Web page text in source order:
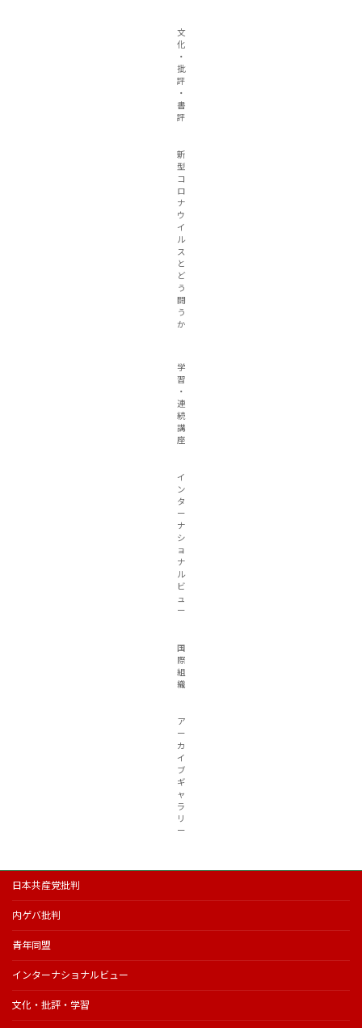
文
化
・
批
評
・
書
評
新
型
コ
ロ
ナ
ウ
イ
ル
ス
と
ど
う
闘
う
か
学
習
・
連
続
講
座
イ
ン
タ
ー
ナ
シ
ョ
ナ
ル
ビ
ュ
ー
国
際
組
織
ア
ー
カ
イ
ブ
ギ
ャ
ラ
リ
ー
日本共産党批判
内ゲバ批判
青年同盟
インターナショナルビュー
文化・批評・学習